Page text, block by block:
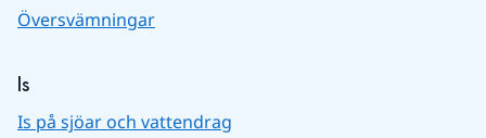
Översvämningar
Is
Is på sjöar och vattendrag